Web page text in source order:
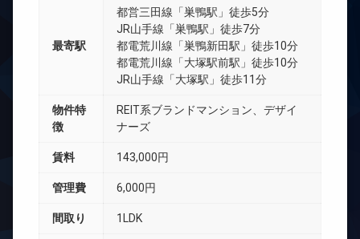
最寄駅
都営三田線「巣鴨駅」徒歩5分
JR山手線「巣鴨駅」徒歩7分
都電荒川線「巣鴨新田駅」徒歩10分
都電荒川線「大塚駅前駅」徒歩10分
JR山手線「大塚駅」徒歩11分
物件特
徴
REIT系ブランドマンション、デザイ
ナーズ
賃料 143,000円
管理費 6,000円
間取り 1LDK